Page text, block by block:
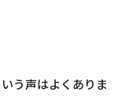
う声はよくありま